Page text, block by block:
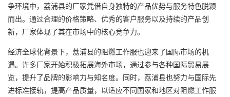
争环境中，荔浦县的厂家凭借自身独特的产品优势与服务特色脱颖
而出。通过合理的价格策略、优秀的客户服务以及持续的产品创
新，厂家体现了其在市场中的核心竞争力。
经济全球化背景下，荔浦县的阻燃工作服也迎来了国际市场的机
遇。许多厂家开始积极拓展海外市场，通过参与各种国际贸易展
览，提升了品牌的影响力与知名度。同时，荔浦县也努力与国际先
进标准接轨，提高产品质量，以适应不同国家和地区对阻燃工作服